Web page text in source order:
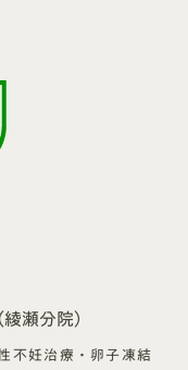
（綾瀬分院）
不妊治療・卵子凍結